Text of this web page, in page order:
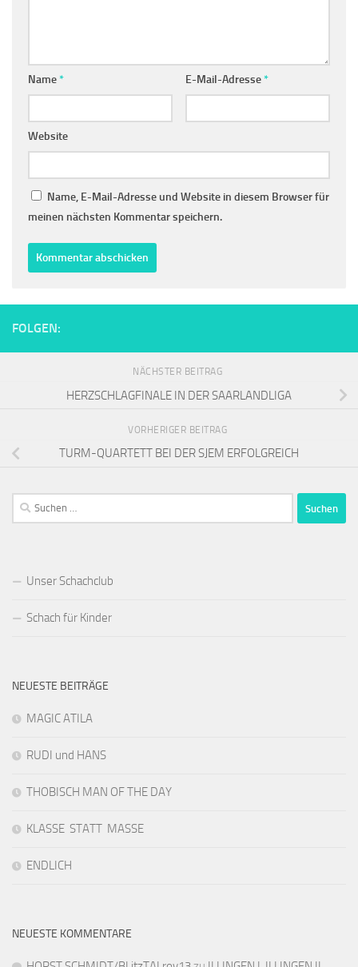
Name* E-Mail-Adresse*
Website
Name, E-Mail-Adresse und Website in diesem Browser für
meinen nächsten Kommentar speichern.
FOLGEN:
NÄCHSTER BEITRAG
HERZSCHLAGFINALE IN DER SAARLANDLIGA
VORHERIGER BEITRAG
TURM-QUARTETT BEI DER SJEM ERFOLGREICH
Suchen
nach:
Unser Schachclub
Schach für Kinder
NEUESTE BEITRÄGE
MAGIC ATILA
RUDI und HANS
THOBISCH MAN OF THE DAY
KLASSE STATT MASSE
ENDLICH
NEUESTE KOMMENTARE